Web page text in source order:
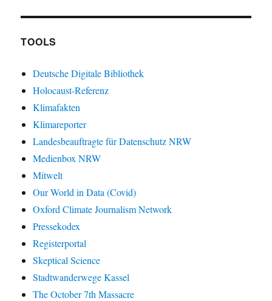
TOOLS
Deutsche Digitale Bibliothek
Holocaust-Referenz
Klimafakten
Klimareporter
Landesbeauftragte für Datenschutz NRW
Medienbox NRW
Mitwelt
Our World in Data (Covid)
Oxford Climate Journalism Network
Pressekodex
Registerportal
Skeptical Science
Stadtwanderwege Kassel
The October 7th Massacre